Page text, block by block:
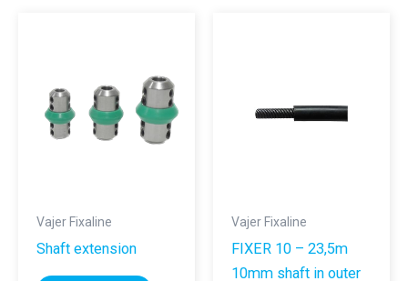
Vajer Fixaline
Shaft extension
Vajer Fixaline
FIXER 10 – 23,5m
10mm shaft in outer